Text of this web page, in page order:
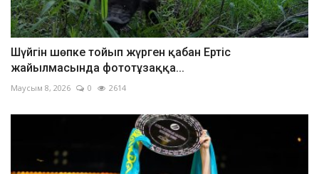
Шүйгін шөпке тойып жүрген қабан Ертіс
жайылмасында фототұзаққа...
Маусым 8, 2026 0 2614